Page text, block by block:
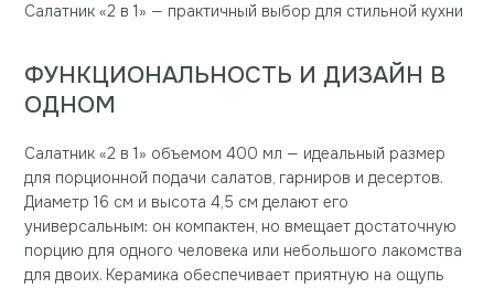
Салатник «2 в 1» — практичный выбор для стильной кухни
ФУНКЦИОНАЛЬНОСТЬ И ДИЗАЙН В
ОДНОМ
Салатник «2 в 1» объемом 400 мл — идеальный размер
для порционной подачи салатов, гарниров и десертов.
Диаметр 16 см и высота 4,5 см делают его
универсальным: он компактен, но вмещает достаточную
порцию для одного человека или небольшого лакомства
для двоих. Керамика обеспечивает приятную на ощупь